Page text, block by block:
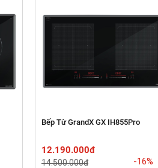
Bếp Từ GrandX GX IH855Pro
12.190.000đ
14.500.000đ -16%